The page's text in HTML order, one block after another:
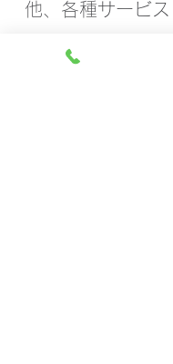
他、各種サービス
印刷会社のノウハウは多方面